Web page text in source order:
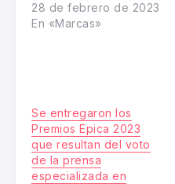
28 de febrero de 2023
En «Marcas»
Se entregaron los
Premios Epica 2023
que resultan del voto
de la prensa
especializada en